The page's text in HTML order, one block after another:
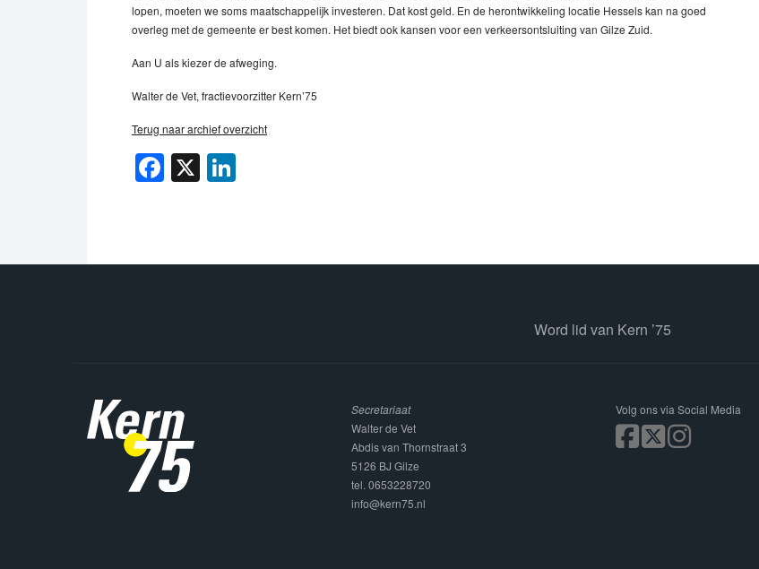
lopen, moeten we soms maatschappelijk investeren. Dat kost geld. En de herontwikkeling locatie Hessels kan na goed
overleg met de gemeente er best komen. Het biedt ook kansen voor een verkeersontsluiting van Gilze Zuid.
Aan U als kiezer de afweging.
Walter de Vet, fractievoorzitter Kern’75
Terug naar archief overzicht
Facebook
X
Word lid van Kern ’75
Secretariaat
Walter de Vet
Abdis van Thornstraat 3
5126 BJ Gilze
tel. 0653228720
info@kern75.nl
Volg ons via Social Media